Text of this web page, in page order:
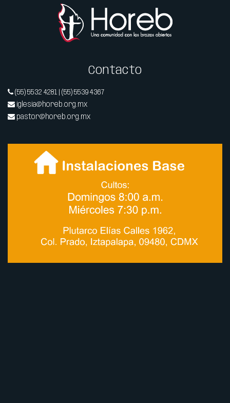
Contacto
(55) 5532 4281 | (55) 5539 4367
iglesia@horeb.org.mx
pastor@horeb.org.mx